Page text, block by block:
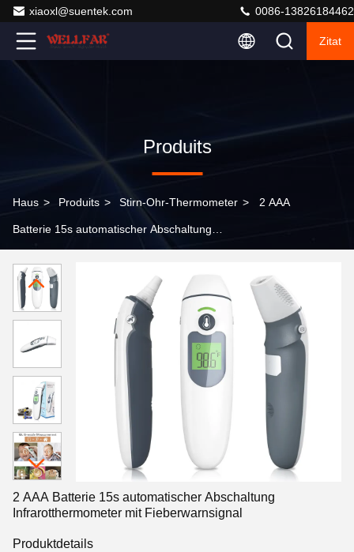
xiaoxl@suentek.com 0086-13826184462
Zitat
Produits
Haus > Produits > Stirn-Ohr-Thermometer > 2 AAA
Batterie 15s automatischer Abschaltung
2 AAA Batterie 15s automatischer Abschaltung
Infrarotthermometer mit Fieberwarnsignal
Produktdetails